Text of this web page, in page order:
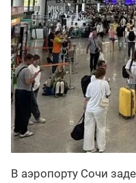
В аэропорту Сочи